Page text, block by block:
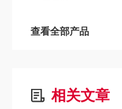
查看全部产品
相关文章